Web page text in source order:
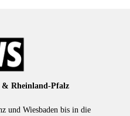
& Rheinland-Pfalz
und Wiesbaden bis in die